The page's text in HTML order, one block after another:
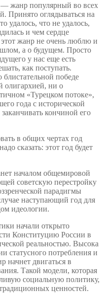
— жанр популярный во всех
Принято оглядываться на
удалось, что не удалось,
и чем сердце
жанр не очень люблю и
а о будущем. Просто
у нас еще есть
как поступать.
победе
олигархией, ни о
«Турецком потоке»,
года с исторической
кончиной его
в общих чертах год
сказать: этот год будет
началом общемировой
советскую перестройку
парадигмы
наступающий год для
идеологии.
начали открыто
Конституцию России в
реальностью. Высока
статусного потребления и
начнет двигаться в
Такой модели, которая
социальную политику,
ценностей.